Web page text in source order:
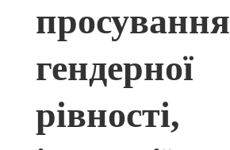
просування
гендерної
рівності,